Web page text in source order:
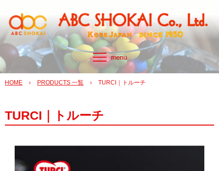
HOME › PRODUCTS 一覧 › TURCI｜トルーチ
TURCI｜トルーチ